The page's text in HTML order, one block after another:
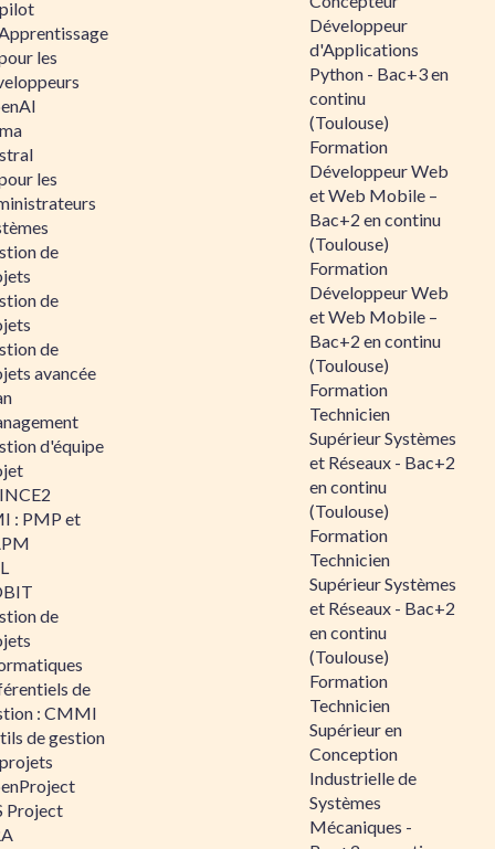
les
les
de
de
de
avancée
d'équipe
: PMP et
de
de
: CMMI
de gestion
Project
Développeur
d'Applications
Python - Bac+3 en
continu
(Toulouse)
Formation
Développeur Web
et Web Mobile –
Bac+2 en continu
(Toulouse)
Formation
Développeur Web
et Web Mobile –
Bac+2 en continu
(Toulouse)
Formation
Technicien
Supérieur Systèmes
et Réseaux - Bac+2
en continu
(Toulouse)
Formation
Technicien
Supérieur Systèmes
et Réseaux - Bac+2
en continu
(Toulouse)
Formation
Technicien
Supérieur en
Conception
Industrielle de
Systèmes
Mécaniques -